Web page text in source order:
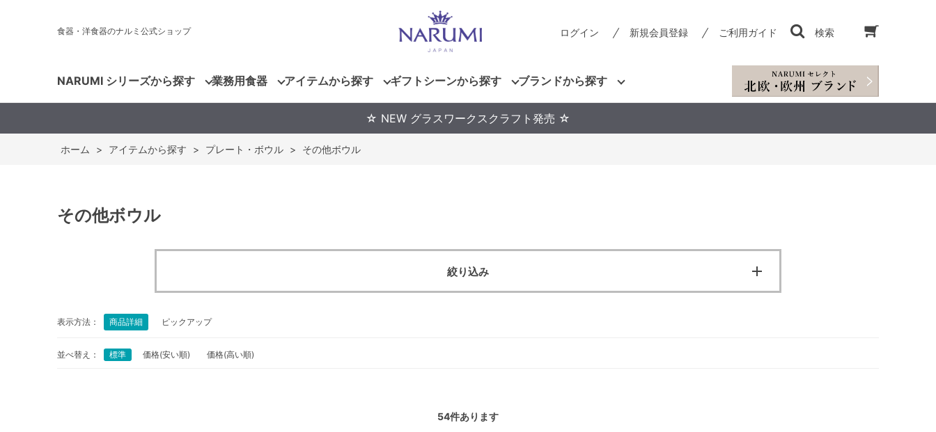
食器・洋食器のナルミ公式ショップ ログイン 新規会員登録 ご利用ガイド 検索
NARUMI シリーズから探す 業務用食器 アイテムから探す ギフトシーンから探す ブランドから探す
☆ NEW グラスワークスクラフト発売 ☆
ホーム > アイテムから探す > プレート・ボウル > その他ボウル
その他ボウル
絞り込み
表示方法： 商品詳細 ピックアップ
並べ替え： 標準 価格(安い順) 価格(高い順)
54件あります